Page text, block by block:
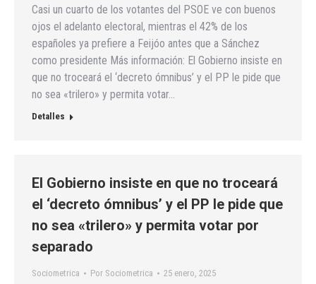
Casi un cuarto de los votantes del PSOE ve con buenos
ojos el adelanto electoral, mientras el 42% de los
españoles ya prefiere a Feijóo antes que a Sánchez
como presidente Más información: El Gobierno insiste en
que no troceará el ‘decreto ómnibus’ y el PP le pide que
no sea «trilero» y permita votar…
Detalles
El Gobierno insiste en que no troceará
el ‘decreto ómnibus’ y el PP le pide que
no sea «trilero» y permita votar por
separado
Sociometrica Por Sociometrica 25 enero, 2025